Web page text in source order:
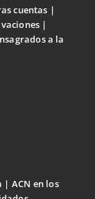
cuentas
a la
ACN en los